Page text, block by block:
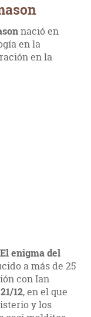
nació en
en la
en la
El enigma del
a más de 25
con Ian
21/12, en el que
y los